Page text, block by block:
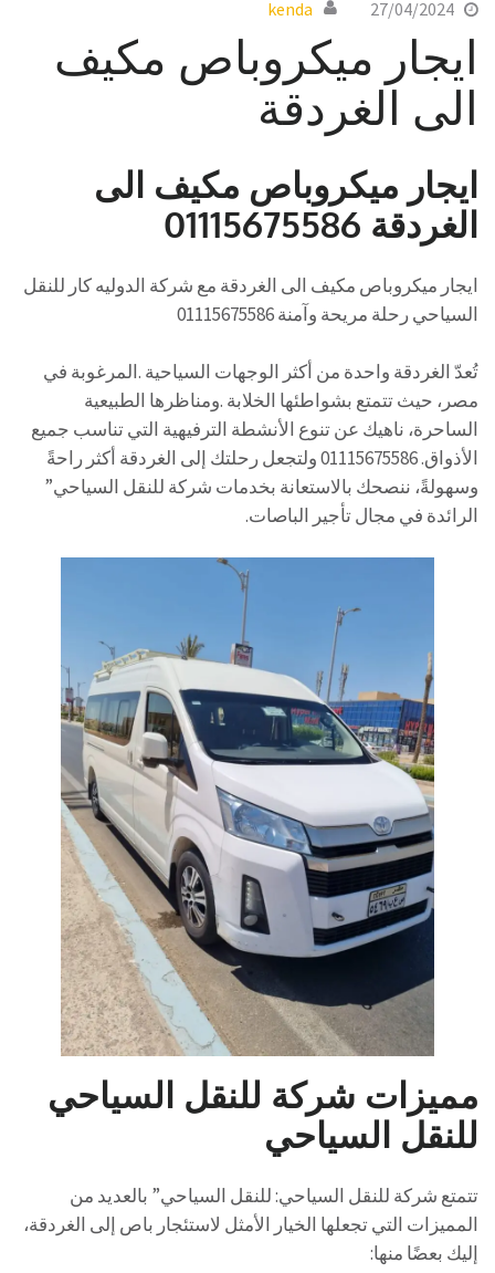
27/04/2024
kenda
ايجار ميكروباص مكيف
الى الغردقة
ايجار ميكروباص مكيف الى
الغردقة 01115675586
ايجار ميكروباص مكيف الى الغردقة مع شركة الدوليه كار للنقل
السياحي رحلة مريحة وآمنة 01115675586
تُعدّ الغردقة واحدة من أكثر الوجهات السياحية .المرغوبة في
مصر، حيث تتمتع بشواطئها الخلابة .ومناظرها الطبيعية
الساحرة، ناهيك عن تنوع الأنشطة الترفيهية التي تناسب جميع
الأذواق. 01115675586 ولتجعل رحلتك إلى الغردقة أكثر راحةً
وسهولةً، ننصحك بالاستعانة بخدمات شركة للنقل السياحي”
الرائدة في مجال تأجير الباصات.
مميزات شركة للنقل السياحي
للنقل السياحي
تتمتع شركة للنقل السياحي: للنقل السياحي” بالعديد من
المميزات التي تجعلها الخيار الأمثل لاستئجار باص إلى الغردقة،
إليك بعضًا منها: